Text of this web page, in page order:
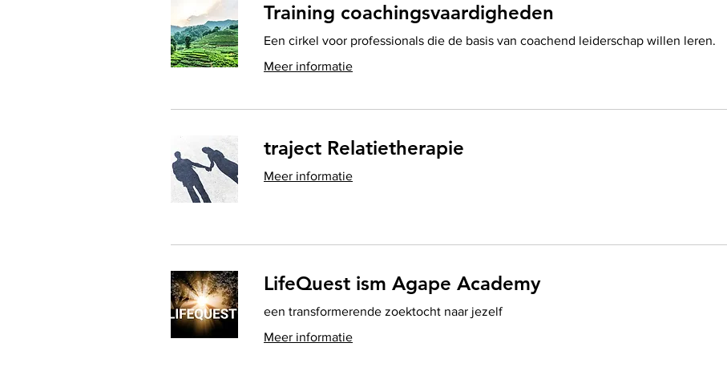
Training coachingsvaardigheden
Een cirkel voor professionals die de basis van coachend leiderschap willen leren.
Meer informatie
traject Relatietherapie
Meer informatie
LifeQuest ism Agape Academy
een transformerende zoektocht naar jezelf
Meer informatie